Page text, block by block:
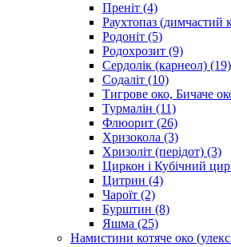
Преніт (4)
Раухтопаз (димчастий
Родоніт (5)
Родохрозит (9)
Сердолік (карнеол) (19)
Содаліт (10)
Тигрове око, Бичаче
Турмалін (11)
Флюорит (26)
Хризокола (3)
Хризоліт (перідот) (3)
Циркон і Кубічний
Цитрин (4)
Чароїт (2)
Бурштин (8)
Яшма (25)
Намистини котяче око